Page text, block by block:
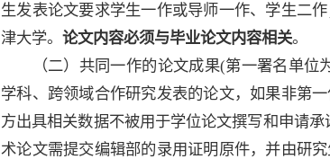
生发表论文要求学生一作或导师一作、学生二作
津大学。 论文内容必须与毕业论文内容相关。
（二） 共同一作的论文成果(第一署名单位
学科、跨领域合作研究发表的论文，如果非第
方出具相关数据不被用于学位论文撰写和申请承
术论文需提交编辑部的录用证明原件，并由研